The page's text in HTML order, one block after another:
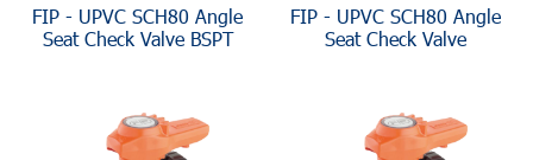
FIP - UPVC SCH80 Angle
Seat Check Valve BSPT
FIP - UPVC SCH80 Angle
Seat Check Valve